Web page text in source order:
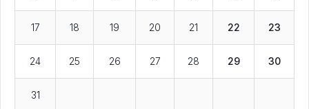
17 18 19 20 21 22 23
24 25 26 27 28 29 30
31